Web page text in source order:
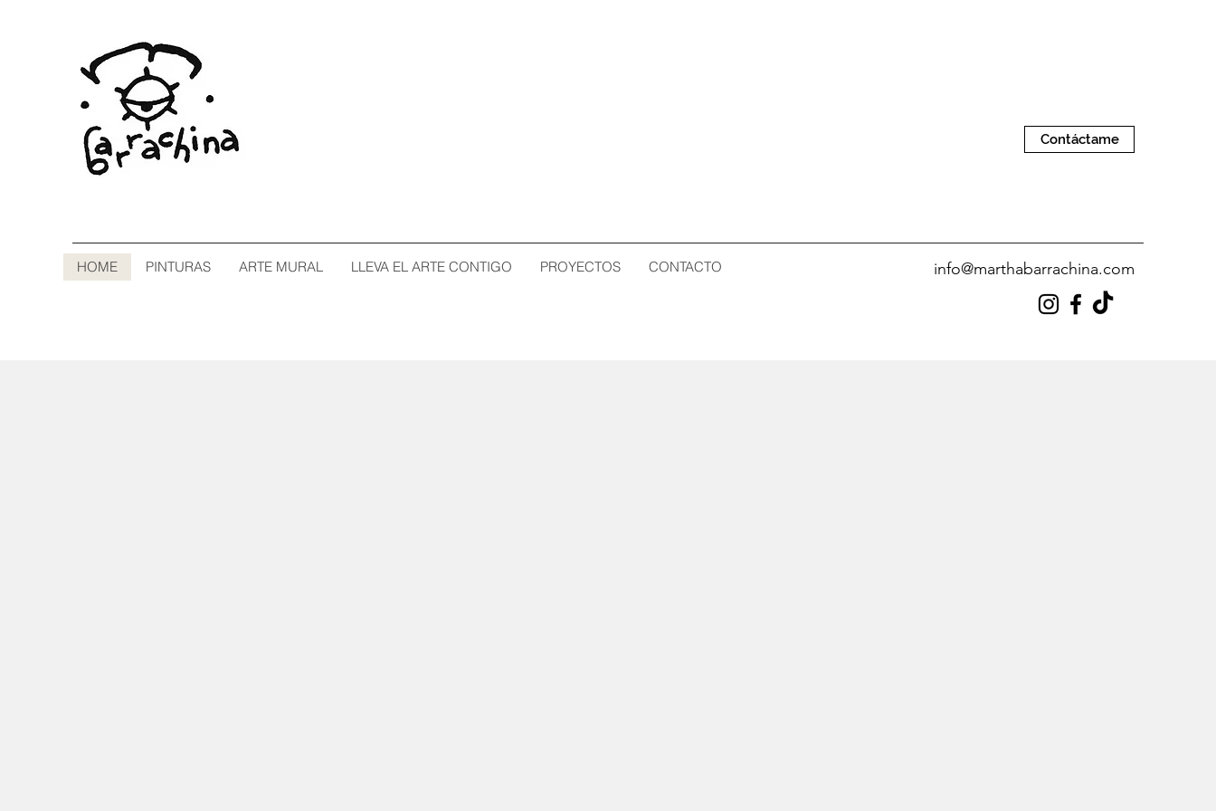
Contáctame
HOME PINTURAS ARTE MURAL LLEVA EL ARTE CONTIGO PROYECTOS CONTACTO info@marthabarrachina.com